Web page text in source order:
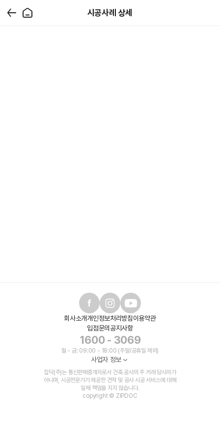
시공사례 상세
회사소개개인정보처리방침이용약관
입점문의 공지사항
1600 - 3069
월 - 금: 09:00 - 18:00 (주말/공휴일 제외)
사업자 정보
집닥(주)는 통신판매중개자로서 건축 공사의 주 거래 당사자가
아니며, 시공전문가가 제공한 견적 및 공사 시공 서비스에 대해
일체 책임을 지지 않습니다.
copyright © ZIPDOC